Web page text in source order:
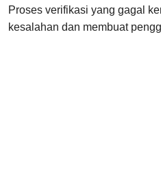
Proses verifikasi yang gagal
kesalahan dan membuat